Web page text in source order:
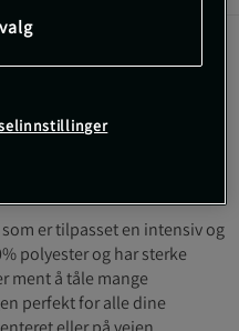
som møter alle livets behov
er tilpasset en intensiv og
polyester og har sterke
ment å tåle mange
perfekt for alle dine